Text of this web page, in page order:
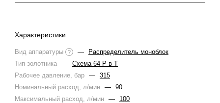
Характеристики
Вид аппаратуры ? —
Распределитель моноблок
Тип золотника — Схема 64 Р в Т
Рабочее давление, бар — 315
Номинальный расход, л/мин — 90
Максимальный расход, л/мин —
100